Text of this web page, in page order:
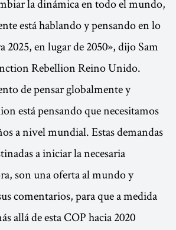
la dinámica en todo el mundo,
está hablando y pensando en lo
2025, en lugar de 2050», dijo Sam
Rebellion Reino Unido.
de pensar globalmente y
está pensando que necesitamos
a nivel mundial. Estas demandas
a iniciar la necesaria
son una oferta al mundo y
comentarios, para que a medida
allá de esta COP hacia 2020